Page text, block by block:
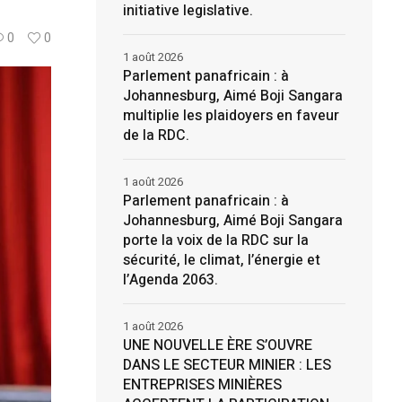
0 0
initiative legislative.
Parlement panafricain : à
Johannesburg, Aimé Boji Sangara
multiplie les plaidoyers en faveur
de la RDC.
1 août 2026
Parlement panafricain : à
Johannesburg, Aimé Boji Sangara
porte la voix de la RDC sur la
sécurité, le climat, l’énergie et
l’Agenda 2063.
1 août 2026
UNE NOUVELLE ÈRE S’OUVRE
DANS LE SECTEUR MINIER : LES
ENTREPRISES MINIÈRES
1 août 2026